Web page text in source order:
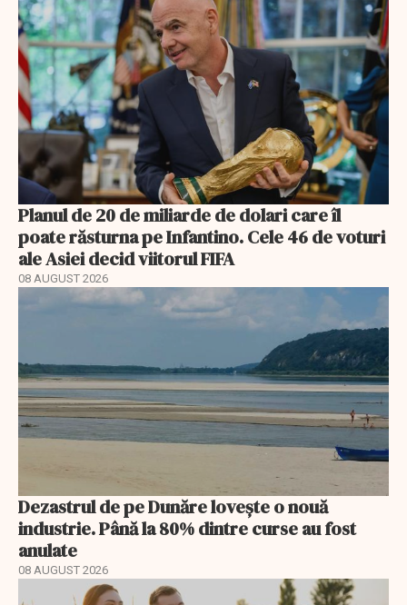
Planul de 20 de miliarde de dolari care îl
poate răsturna pe Infantino. Cele 46 de voturi
ale Asiei decid viitorul FIFA
08 AUGUST 2026
Dezastrul de pe Dunăre lovește o nouă
industrie. Până la 80% dintre curse au fost
anulate
08 AUGUST 2026